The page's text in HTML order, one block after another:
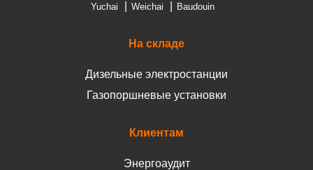
Yuchai
Weichai Baudouin
На складе
Дизельные электростанции
Газопоршневые установки
Клиентам
Энергоаудит